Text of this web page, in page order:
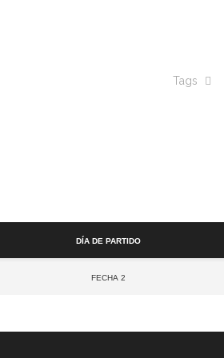
Tags
Día de partido
Fecha 2